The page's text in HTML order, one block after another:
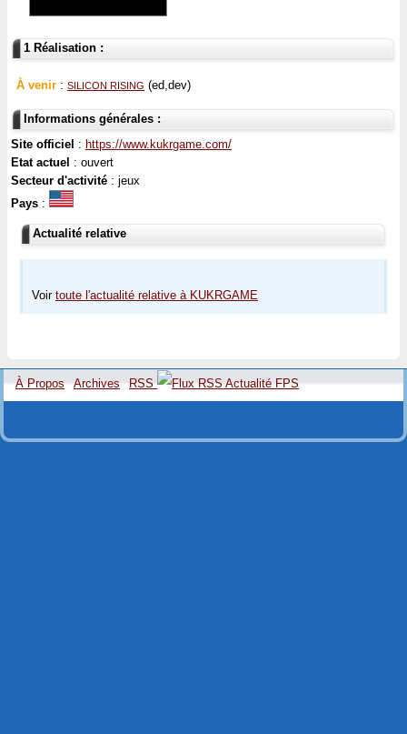
1 Réalisation :
À venir : SILICON RISING (ed,dev)
Informations générales :
Site officiel : https://www.kukrgame.com/
Etat actuel : ouvert
Secteur d'activité : jeux
Pays :
Actualité relative
Voir toute l'actualité relative à KUKRGAME
À Propos Archives RSS